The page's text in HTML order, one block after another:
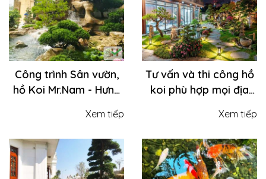
Công trình Sân vườn,
hồ Koi Mr.Nam - Hưng
Xem tiếp
Tư vấn và thi công hồ
koi phù hợp mọi địa
Nam nâng cấp không
gian sống của bạn
Xem tiếp